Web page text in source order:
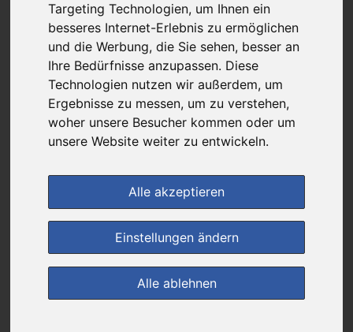
Targeting Technologien, um Ihnen ein
besseres Internet-Erlebnis zu ermöglichen
und die Werbung, die Sie sehen, besser an
Ihre Bedürfnisse anzupassen. Diese
Technologien nutzen wir außerdem, um
Ergebnisse zu messen, um zu verstehen,
woher unsere Besucher kommen oder um
unsere Website weiter zu entwickeln.
Alle akzeptieren
Einstellungen ändern
Alle ablehnen
kein Versand - nur Botenlieferung oder Selbstabholung
Ersparnis: 76%oder2,44 € 4
Preis pro 1 ST / 0,76 €
Daten vom 06.08.2026 01:30 Uhr
(0) Jetzt bewerten!
im Shop bestellen
zur Einkaufsliste